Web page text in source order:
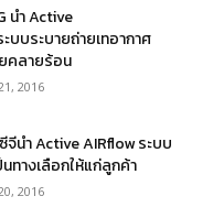
นำ Active
บบระบายถ่ายเทอากาศ
คลายร้อน
2016
นำ Active AIRflow ระบบ
นทางเลือกให้แก่ลูกค้า
2016